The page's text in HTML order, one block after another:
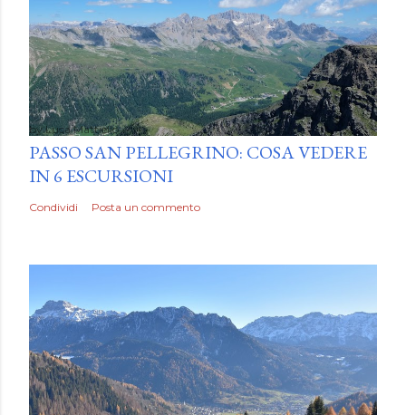
byLuca Mattiello
PASSO SAN PELLEGRINO: COSA VEDERE
IN 6 ESCURSIONI
Condividi Posta un commento